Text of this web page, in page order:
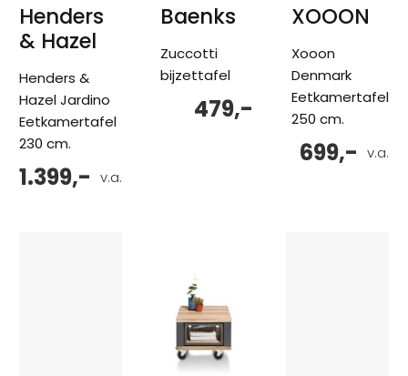
Henders
& Hazel
Henders &
Hazel Jardino
Eetkamertafel
230 cm.
v.a.
1.399,-
Baenks
Zuccotti
bijzettafel
479,-
XOOON
Xooon
Denmark
Eetkamertafel
250 cm.
v.a.
699,-